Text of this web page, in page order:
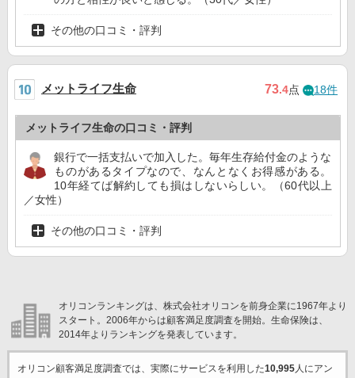
その他の口コミ・評判
メットライフ生命 73.4点 18件
メットライフ生命の口コミ・評判
銀行で一括支払いで加入した。毎年生存給付金のような
ものがあるタイプなので、なんとなくお得感がある。
10年経てば解約しても損はしないらしい。（60代以上
／女性）
その他の口コミ・評判
オリコンランキングは、株式会社オリコンを前身企業に1967年より
スタート。2006年からは顧客満足度調査を開始。生命保険は、
2014年よりランキングを発表しています。
オリコン顧客満足度調査では、実際にサービスを利用した10,995人にアン